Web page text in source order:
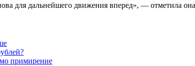
для дальнейшего движения вперед», — отметила
примирение